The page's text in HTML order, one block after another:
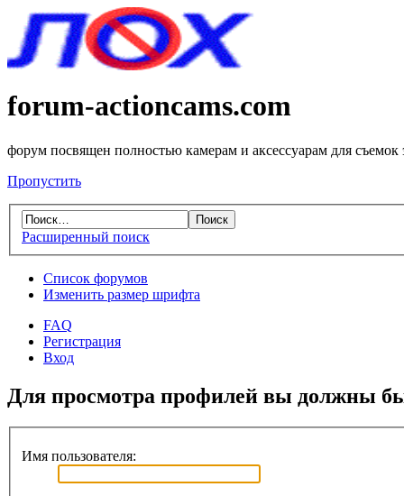
forum-actioncams.com
форум посвящен полностью камерам и аксессуарам для съемок
Пропустить
Расширенный поиск
Список форумов
Изменить размер шрифта
FAQ
Регистрация
Вход
Для просмотра профилей вы должны
Имя пользователя: